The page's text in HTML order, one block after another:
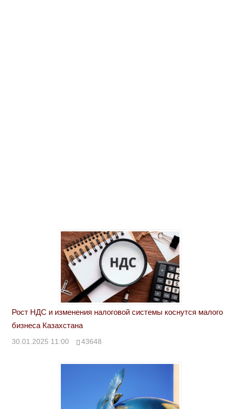
Рост НДС и изменения налоговой системы коснутся малого
бизнеса Казахстана
30.01.2025 11:00 43648